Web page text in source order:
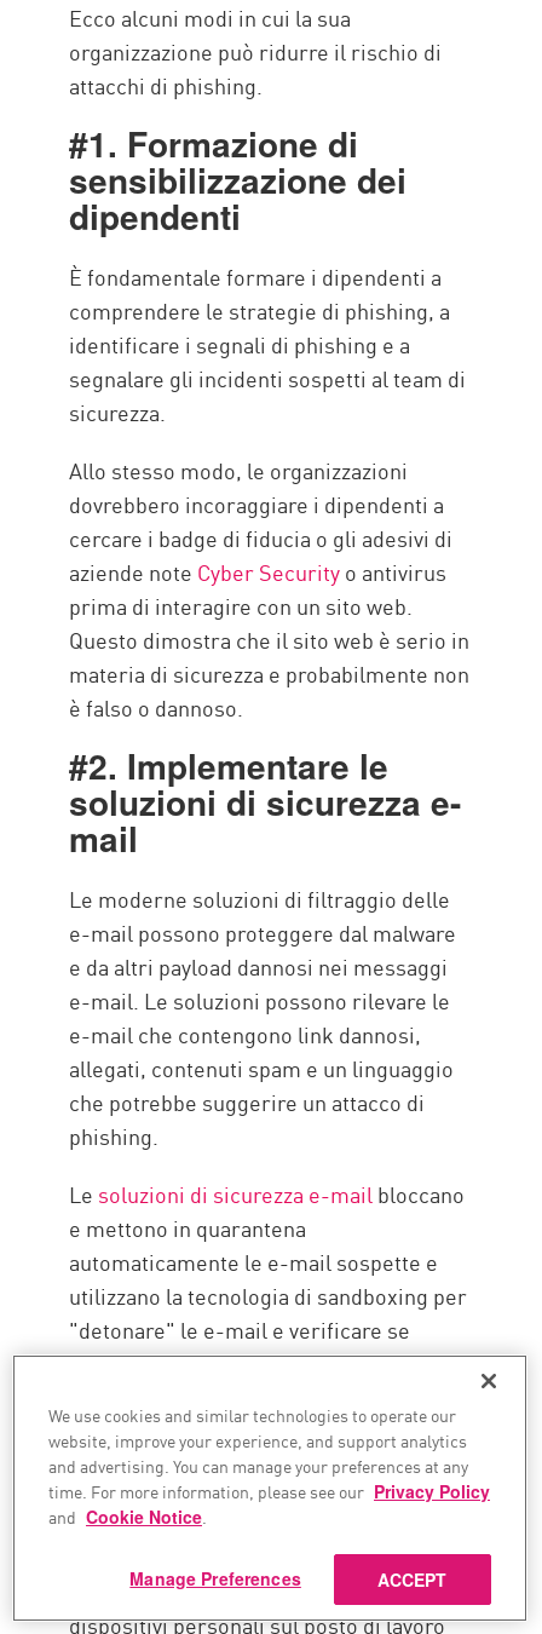
Ecco alcuni modi in cui la sua
organizzazione può ridurre il rischio di
attacchi di phishing.
#1. Formazione di
sensibilizzazione dei
dipendenti
È fondamentale formare i dipendenti a
comprendere le strategie di phishing, a
identificare i segnali di phishing e a
segnalare gli incidenti sospetti al team di
sicurezza.
Allo stesso modo, le organizzazioni
dovrebbero incoraggiare i dipendenti a
cercare i badge di fiducia o gli adesivi di
aziende note Cyber Securityo antivirus
prima di interagire con un sito web.
Questo dimostra che il sito web è serio in
materia di sicurezza e probabilmente non
è falso o dannoso.
#2. Implementare le
soluzioni di sicurezza e-
mail
Le moderne soluzioni di filtraggio delle
e-mail possono proteggere dal malware
e da altri payload dannosi nei messaggi
e-mail. Le soluzioni possono rilevare le
e-mail che contengono link dannosi,
allegati, contenuti spam e un linguaggio
che potrebbe suggerire un attacco di
phishing.
Le soluzioni di sicurezza e-mail bloccano
e mettono in quarantena
automaticamente le e-mail sospette e
utilizzano la tecnologia di sandboxing per
"detonare" le e-mail e verificare se
contengono codice dannoso.
#3. Utilizzare il
monitoraggio e la
protezione degli
endpoint
Il crescente utilizzo di servizi cloud e di
dispositivi personali sul posto di lavoro
We use cookies and similar technologies to operate our
website, improve your experience, and support analytics
and advertising. You can manage your preferences at any
time. For more information, please see our Privacy Policy
and Cookie Notice.
ACCEPT
Manage Preferences